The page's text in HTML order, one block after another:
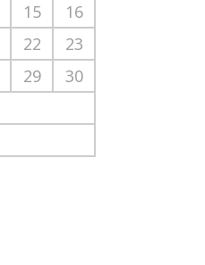
15
16
22
23
29
30